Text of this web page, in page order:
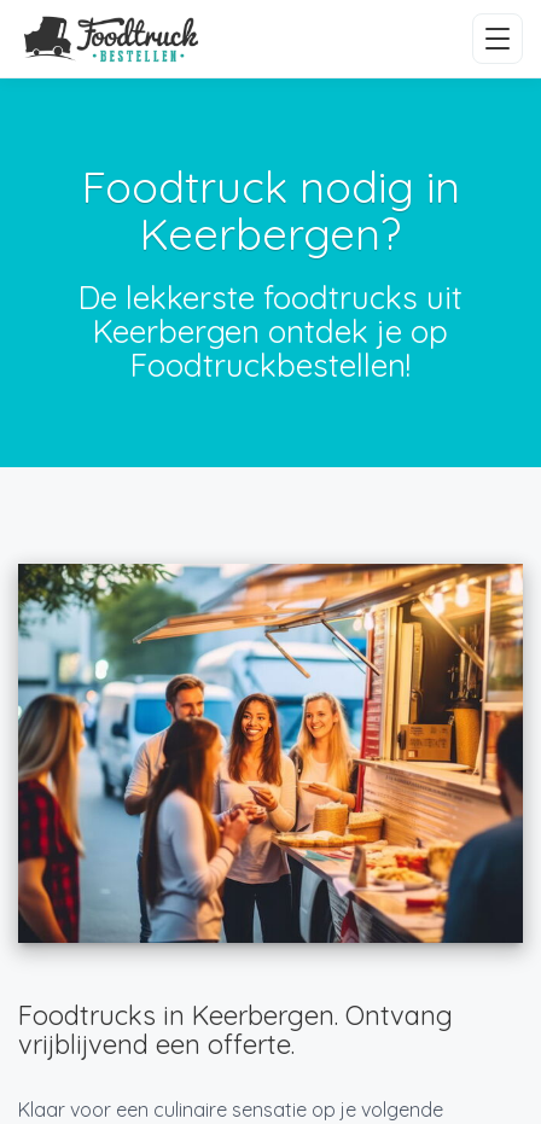
Foodtruck nodig in
Keerbergen?
De lekkerste foodtrucks uit
Keerbergen ontdek je op
Foodtruckbestellen!
Foodtrucks in Keerbergen. Ontvang
vrijblijvend een offerte.
Klaar voor een culinaire sensatie op je volgende